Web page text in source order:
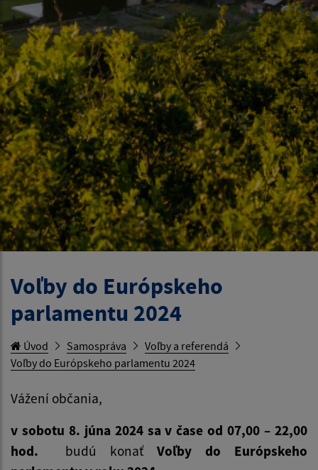
Voľby do Európskeho
parlamentu 2024
Úvod Samospráva
Voľby a referendá
Voľby do Európskeho parlamentu 2024
Vážení občania,
v sobotu 8. júna 2024 sa v čase od 07,00 – 22,00
hod. budú konaťVoľby do Európskeho